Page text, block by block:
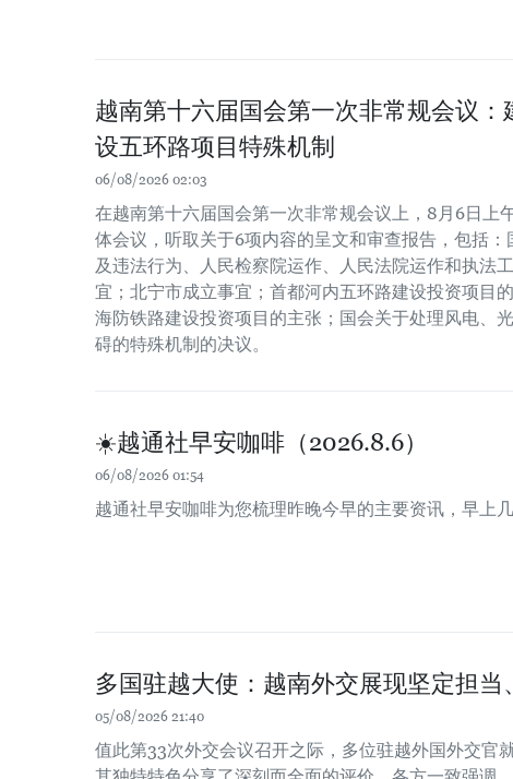
越南第十六届国会第一次非常规会议：
设五环路项目特殊机制
06/08/2026 02:03
在越南第十六届国会第一次非常规会议上，8月6日上
体会议，听取关于6项内容的呈文和审查报告，包括
及违法行为、人民检察院运作、人民法院运作和执法
宜；北宁市成立事宜；首都河内五环路建设投资项目
海防铁路建设投资项目的主张；国会关于处理风电、
碍的特殊机制的决议。
☀️越通社早安咖啡（2026.8.6）
06/08/2026 01:54
越通社早安咖啡为您梳理昨晚今早的主要资讯，早上
多国驻越大使：越南外交展现坚定担当
05/08/2026 21:40
值此第33次外交会议召开之际，多位驻越外国外交官